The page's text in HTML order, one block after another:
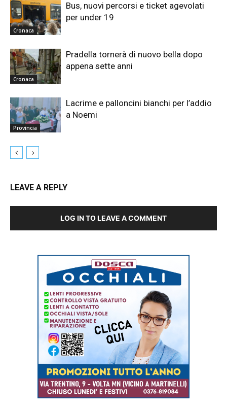
Cronaca
Bus, nuovi percorsi e ticket agevolati
per under 19
Cronaca
Pradella tornerà di nuovo bella dopo
appena sette anni
Provincia
Lacrime e palloncini bianchi per l’addio
a Noemi
LEAVE A REPLY
LOG IN TO LEAVE A COMMENT